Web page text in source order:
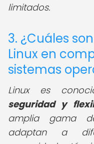
limitados.
3. ¿Cuáles
Linux en
sistemas
Linux es
seguridad y
amplia gama
adaptan a